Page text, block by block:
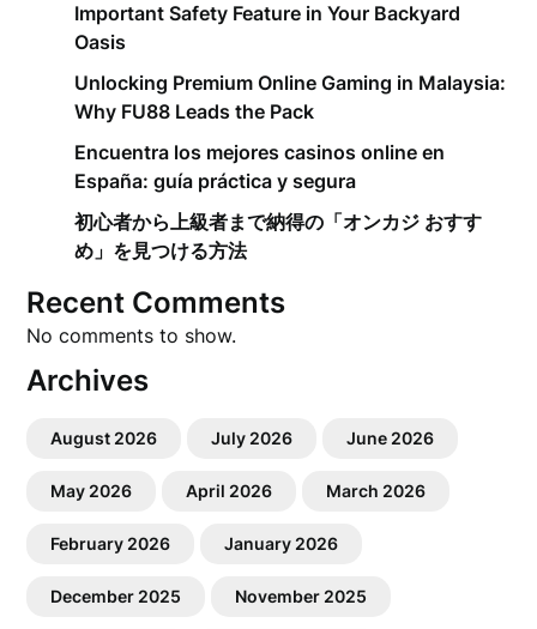
Important Safety Feature in Your Backyard
Oasis
Unlocking Premium Online Gaming in Malaysia:
Why FU88 Leads the Pack
Encuentra los mejores casinos online en
España: guía práctica y segura
初心者から上級者まで納得の「オンカジ おすす
め」を見つける方法
Recent Comments
No comments to show.
Archives
August 2026 July 2026 June 2026
May 2026 April 2026 March 2026
February 2026 January 2026
December 2025 November 2025